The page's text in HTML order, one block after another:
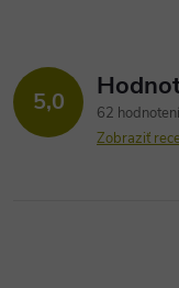
5,0
62
Zobraziť